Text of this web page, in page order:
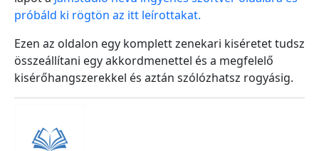
próbáld ki rögtön az itt leírottakat.
Ezen az oldalon egy komplett zenekari kiséretet tudsz
összeállítani egy akkordmenettel és a megfelelő
kisérőhangszerekkel és aztán szólózhatsz rogyásig.